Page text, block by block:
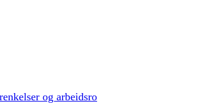
og arbeidsro